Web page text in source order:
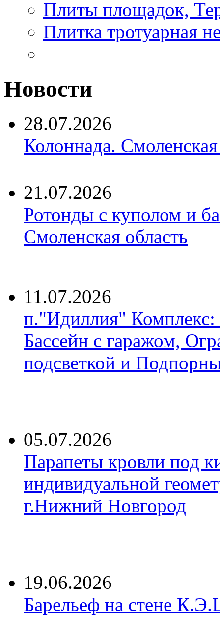
Плиты площадок,
Плитка тротуарная
Новости
28.07.2026
Колоннада. Смоленская
21.07.2026
Ротонды с куполом и
Смоленская область
11.07.2026
п."Идиллия"
Бассейн с гаражом,
подсветкой и
05.07.2026
Парапеты кровли под
индивидуальной
г.Нижний Новгород
19.06.2026
Барельеф на стене